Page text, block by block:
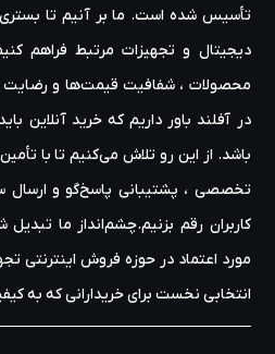
می برد که تولید را از طریق خطوط
تقاضای جهانی را برای ماژول های
کمپانی رمز موفقیت خود را در بهره گیری
گوید: ما مطابق با آخرین استاندارد
کنیم مموری های را تولید کنیم که از
هستند. گروه فناوری آسگارد طیف
را در سطح جهانی عرضه می کند. دفاتر
جهانی دایر است و تعداد زیادی کارمند
پرفروش جهانی، آسگارد جایگاه ویژه ای
پر قدرت به سمت جلو می تازد. دور از
تأسیس شده است. ما بر آنیم تا بستری
دیجیتال و تجهیزات مرتبط فراهم
محصولات ، شفافیت قیمت‌ها و رضایت
در آفلند باور داریم که خرید آنلاین
باشد. از این رو تلاش می‌کنیم تا با
تخصصی ، پشتیبانی پاسخ‌گو و ارسال
کاربران رقم بزنیم.چشم‌انداز ما
مورد اعتماد در حوزه‌ فروش اینترنتی
انتخابی نخست برای خریدارانی که به